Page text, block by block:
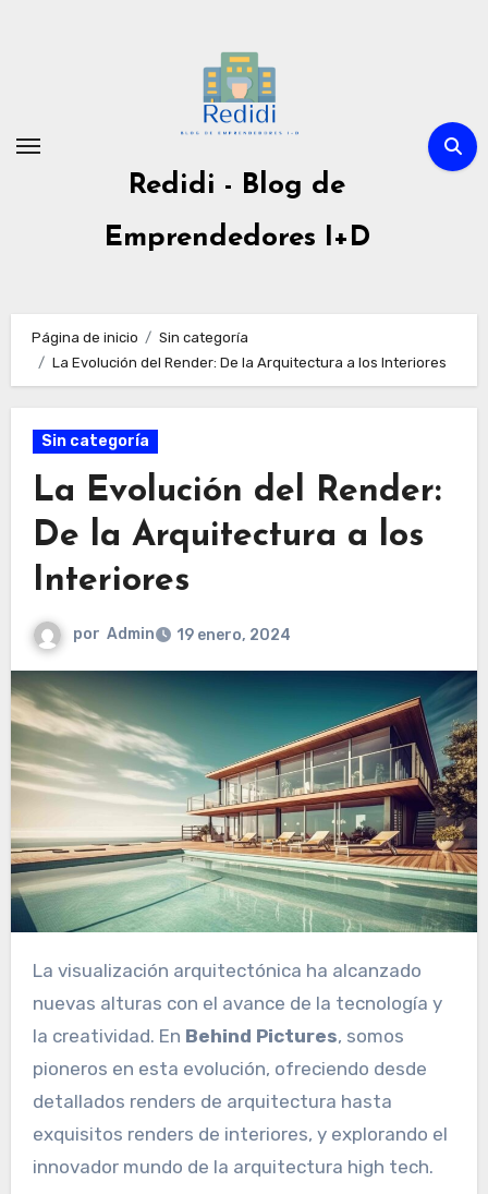
Redidi - Blog de
Emprendedores I+D
Página de inicio
Sin categoría
La Evolución del Render: De la Arquitectura a los Interiores
Sin categoría
La Evolución del Render:
De la Arquitectura a los
Interiores
por Admin 19 enero, 2024
La visualización arquitectónica ha alcanzado
nuevas alturas con el avance de la tecnología y
la creatividad. En Behind Pictures, somos
pioneros en esta evolución, ofreciendo desde
detallados renders de arquitectura hasta
exquisitos renders de interiores, y explorando el
innovador mundo de la arquitectura high tech.